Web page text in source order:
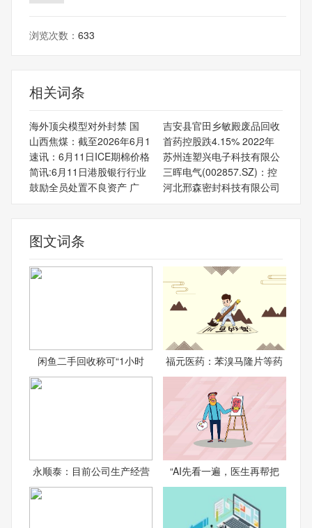
浏览次数： 633
相关词条
海外顶尖模型对外封禁 国
吉安县官田乡敏殿废品回收
山西焦煤：截至2026年6月1
首药控股跌4.15% 2022年
速讯：6月11日ICE期棉价格
苏州连塑兴电子科技有限公
简讯:6月11日港股银行行业
三晖电气(002857.SZ)：控
鼓励全员处置不良资产 广
河北邢森密封科技有限公司
图文词条
闲鱼二手回收称可“1小时 福元医药：苯溴马隆片等药
永顺泰：目前公司生产经营 “AI先看一遍，医生再帮把